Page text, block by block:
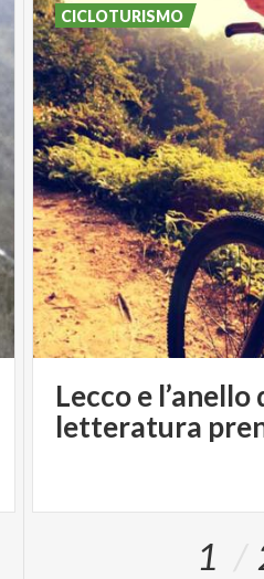
Lecco e l’anello
letteratura
CICLOTURISMO
1